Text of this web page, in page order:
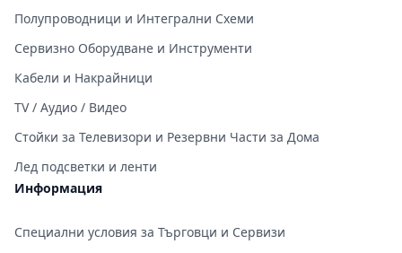
Полупроводници и Интегрални Схеми
Сервизно Оборудване и Инструменти
Кабели и Накрайници
TV / Аудио / Видео
Стойки за Телевизори и Резервни Части за Дома
Лед подсветки и ленти
Информация
Специални условия за Търговци и Сервизи